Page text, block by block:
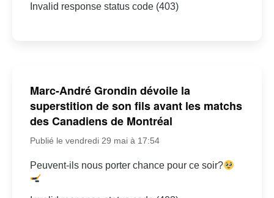
Invalid response status code (403)
Marc-André Grondin dévoile la
superstition de son fils avant les matchs
des Canadiens de Montréal
Publié le vendredi 29 mai à 17:54
Peuvent-ils nous porter chance pour ce soir?